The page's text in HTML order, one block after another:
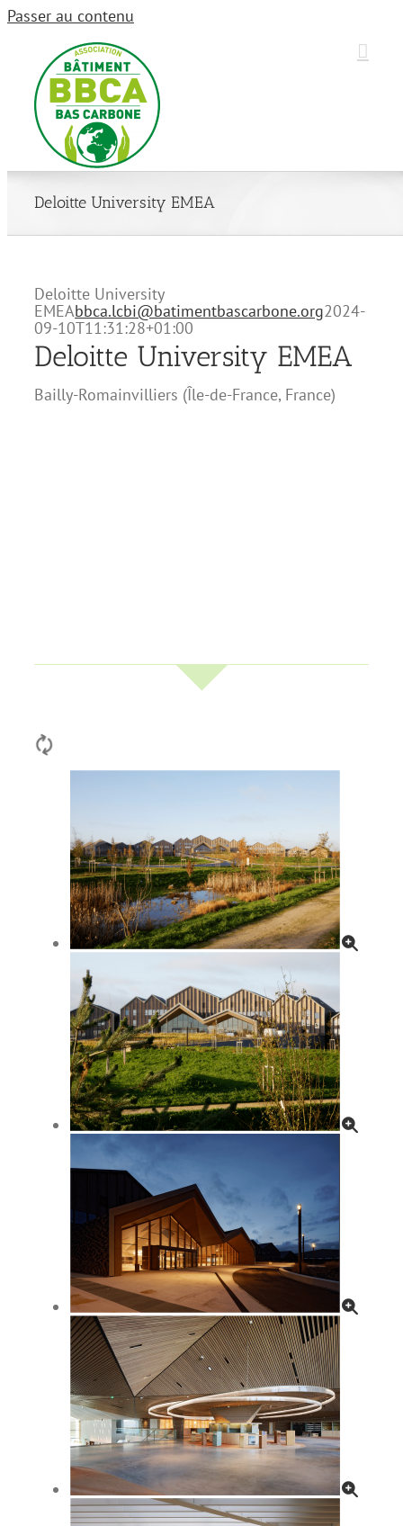
Passer au contenu
Deloitte University EMEA
Deloitte University
EMEAbbca.lcbi@batimentbascarbone.org2024-
09-10T11:31:28+01:00
Deloitte University EMEA
Bailly-Romainvilliers (Île-de-France, France)